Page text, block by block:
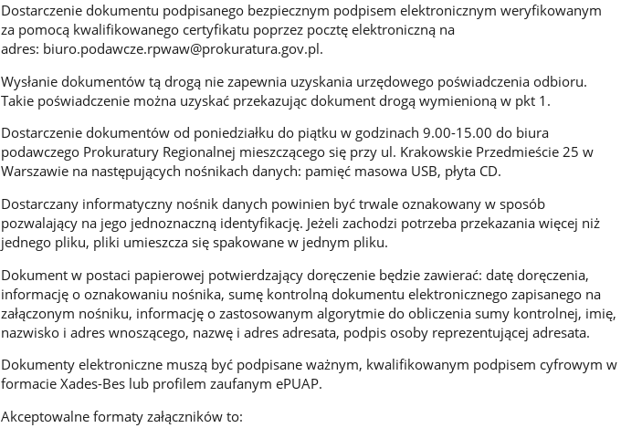
Dostarczenie dokumentu podpisanego bezpiecznym podpisem elektronicznym weryfikowanym
za pomocą kwalifikowanego certyfikatu poprzez pocztę elektroniczną na
adres: biuro.podawcze.rpwaw@prokuratura.gov.pl.
Wysłanie dokumentów tą drogą nie zapewnia uzyskania urzędowego poświadczenia odbioru.
Takie poświadczenie można uzyskać przekazując dokument drogą wymienioną w pkt 1.
Dostarczenie dokumentów od poniedziałku do piątku w godzinach 9.00-15.00 do biura
podawczego Prokuratury Regionalnej mieszczącego się przy ul. Krakowskie Przedmieście 25 w
Warszawie na następujących nośnikach danych: pamięć masowa USB, płyta CD.
Dostarczany informatyczny nośnik danych powinien być trwale oznakowany w sposób
pozwalający na jego jednoznaczną identyfikację. Jeżeli zachodzi potrzeba przekazania więcej niż
jednego pliku, pliki umieszcza się spakowane w jednym pliku.
Dokument w postaci papierowej potwierdzający doręczenie będzie zawierać: datę doręczenia,
informację o oznakowaniu nośnika, sumę kontrolną dokumentu elektronicznego zapisanego na
załączonym nośniku, informację o zastosowanym algorytmie do obliczenia sumy kontrolnej, imię,
nazwisko i adres wnoszącego, nazwę i adres adresata, podpis osoby reprezentującej adresata.
Dokumenty elektroniczne muszą być podpisane ważnym, kwalifikowanym podpisem cyfrowym w
formacie Xades-Bes lub profilem zaufanym ePUAP.
Akceptowalne formaty załączników to: